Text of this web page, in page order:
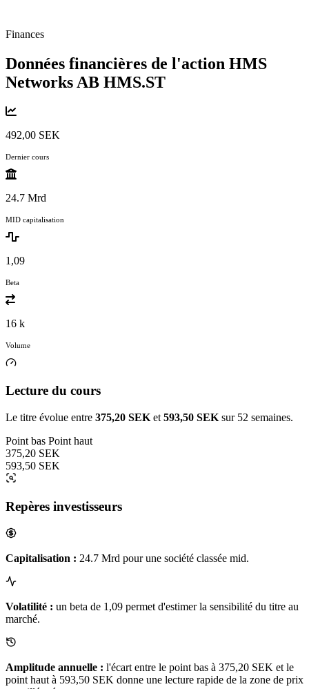
Finances
Données financières de l'action HMS
Networks AB HMS.ST
492,00 SEK
Dernier cours
24.7 Mrd
MID capitalisation
1,09
Beta
16 k
Volume
Lecture du cours
Le titre évolue entre 375,20 SEK et 593,50 SEK sur 52 semaines.
Point bas Point haut
375,20 SEK
593,50 SEK
Repères investisseurs
Capitalisation : 24.7 Mrd pour une société classée mid.
Volatilité : un beta de 1,09 permet d'estimer la sensibilité du titre au
marché.
Amplitude annuelle : l'écart entre le point bas à 375,20 SEK et le
point haut à 593,50 SEK donne une lecture rapide de la zone de prix